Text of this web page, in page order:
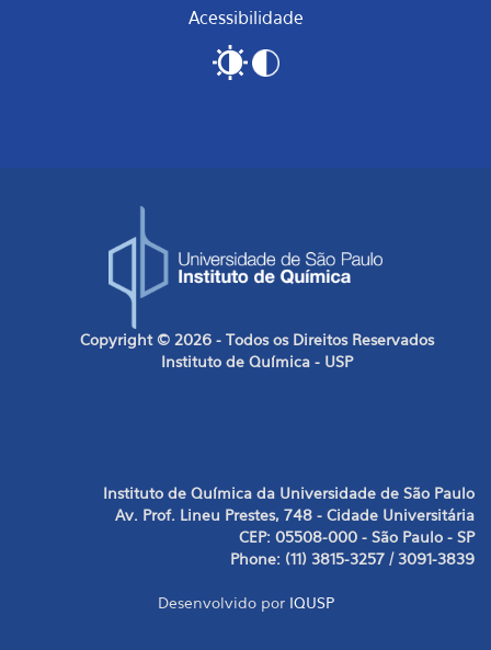
Acessibilidade
Copyright © 2026 - Todos os Direitos Reservados
Instituto de Química - USP
Instituto de Química da Universidade de São Paulo
Av. Prof. Lineu Prestes, 748 - Cidade Universitária
CEP: 05508-000 - São Paulo - SP
Phone: (11) 3815-3257 / 3091-3839
Desenvolvido por IQUSP